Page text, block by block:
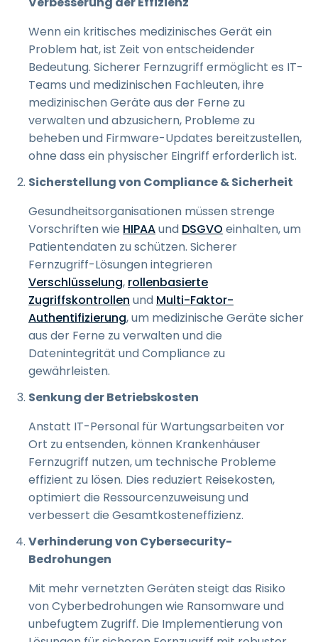
Wenn ein kritisches medizinisches Gerät ein
Problem hat, ist Zeit von entscheidender
Bedeutung. Sicherer Fernzugriff ermöglicht es IT-
Teams und medizinischen Fachleuten, ihre
medizinischen Geräte aus der Ferne zu
verwalten und abzusichern, Probleme zu
beheben und Firmware-Updates bereitzustellen,
ohne dass ein physischer Eingriff erforderlich ist.
Sicherstellung von Compliance & Sicherheit
Gesundheitsorganisationen müssen strenge
Vorschriften wie HIPAAund DSGVO einhalten, um
Patientendaten zu schützen. Sicherer
Fernzugriff-Lösungen integrieren
Verschlüsselung, rollenbasierte
Zugriffskontrollen und Multi-Faktor-
Authentifizierung, um medizinische Geräte sicher
aus der Ferne zu verwalten und die
Datenintegrität und Compliance zu
gewährleisten.
Senkung der Betriebskosten
Anstatt IT-Personal für Wartungsarbeiten vor
Ort zu entsenden, können Krankenhäuser
Fernzugriff nutzen, um technische Probleme
effizient zu lösen. Dies reduziert Reisekosten,
optimiert die Ressourcenzuweisung und
verbessert die Gesamtkosteneffizienz.
Verhinderung von Cybersecurity-
Bedrohungen
Mit mehr vernetzten Geräten steigt das Risiko
von Cyberbedrohungen wie Ransomware und
unbefugtem Zugriff. Die Implementierung von